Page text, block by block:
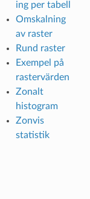
ing per tabell
Omskalning
av raster
Rund raster
Exempel på
rastervärden
Zonalt
histogram
Zonvis
statistik